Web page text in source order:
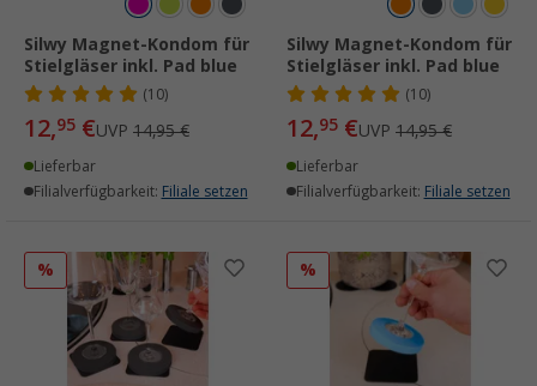
Silwy Magnet-Kondom für
Stielgläser inkl. Pad blue
(10)
12,95 €UVP 14,95 €
Lieferbar
Filialverfügbarkeit: Filiale setzen
Silwy Magnet-Kondom für
Stielgläser inkl. Pad blue
(10)
12,95 €UVP 14,95 €
Lieferbar
Filialverfügbarkeit: Filiale setzen
% %